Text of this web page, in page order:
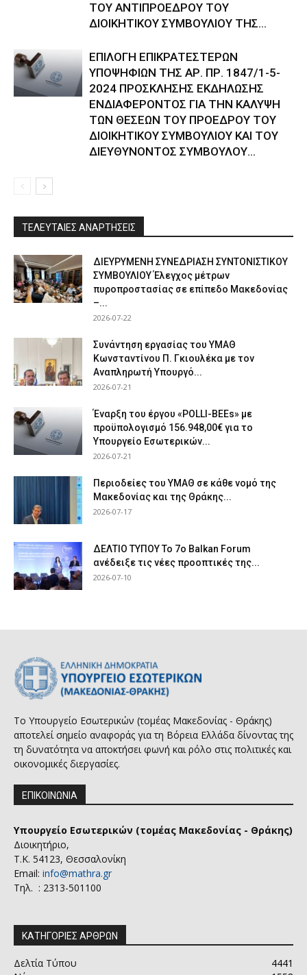
ΤΟΥ ΑΝΤΙΠΡΟΕΔΡΟΥ ΤΟΥ
ΔΙΟΙΚΗΤΙΚΟΥ ΣΥΜΒΟΥΛΙΟΥ ΤΗΣ...
ΕΠΙΛΟΓΗ ΕΠΙΚΡΑΤΕΣΤΕΡΩΝ
ΥΠΟΨΗΦΙΩΝ ΤΗΣ ΑΡ. ΠΡ. 1847/1-5-
2024 ΠΡΟΣΚΛΗΣΗΣ ΕΚΔΗΛΩΣΗΣ
ΕΝΔΙΑΦΕΡΟΝΤΟΣ ΓΙΑ ΤΗΝ ΚΑΛΥΨΗ
ΤΩΝ ΘΕΣΕΩΝ ΤΟΥ ΠΡΟΕΔΡΟΥ ΤΟΥ
ΔΙΟΙΚΗΤΙΚΟΥ ΣΥΜΒΟΥΛΙΟΥ ΚΑΙ ΤΟΥ
ΔΙΕΥΘΥΝΟΝΤΟΣ ΣΥΜΒΟΥΛΟΥ...
ΤΕΛΕΥΤΑΙΕΣ ΑΝΑΡΤΗΣΕΙΣ
ΔΙΕΥΡΥΜΕΝΗ ΣΥΝΕΔΡΙΑΣΗ ΣΥΝΤΟΝΙΣΤΙΚΟΥ
ΣΥΜΒΟΥΛΙΟΥ Έλεγχος μέτρων
πυροπροστασίας σε επίπεδο Μακεδονίας
–...
2026-07-22
Συνάντηση εργασίας του ΥΜΑΘ
Κωνσταντίνου Π. Γκιουλέκα με τον
Αναπληρωτή Υπουργό...
2026-07-21
Έναρξη του έργου «POLLI-BEEs» με
προϋπολογισμό 156.948,00€ για το
Υπουργείο Εσωτερικών...
2026-07-21
Περιοδείες του ΥΜΑΘ σε κάθε νομό της
Μακεδονίας και της Θράκης...
2026-07-17
ΔΕΛΤΙΟ ΤΥΠΟΥ Το 7ο Balkan Forum
ανέδειξε τις νέες προοπτικές της...
2026-07-10
Το Υπουργείο Εσωτερικών (τομέας Μακεδονίας - Θράκης)
αποτελεί σημείο αναφοράς για τη Βόρεια Ελλάδα δίνοντας της
τη δυνατότητα να αποκτήσει φωνή και ρόλο στις πολιτικές και
οικονομικές διεργασίες.
ΕΠΙΚΟΙΝΩΝΙΑ
Υπουργείο Εσωτερικών (τομέας Μακεδονίας - Θράκης)
Διοικητήριο,
Τ.Κ. 54123, Θεσσαλονίκη
Email: info@mathra.gr
Τηλ. : 2313-501100
ΚΑΤΗΓΟΡΙΕΣ ΑΡΘΡΩΝ
Δελτία Τύπου
4441